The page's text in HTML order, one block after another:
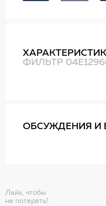
ФИЛЬТР
ОБСУЖДЕНИЯ И
Лайк, чтобы
не потерять!